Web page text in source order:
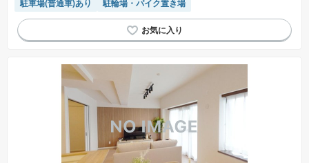
駐車場(普通車)あり 駐輪場・バイク置き場